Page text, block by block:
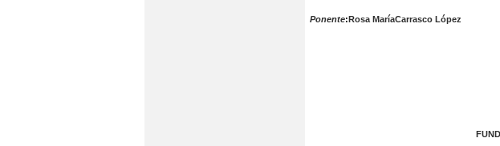
Ponente:Rosa MaríaCarrasco López